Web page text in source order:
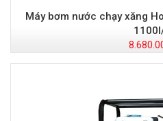
Máy bơm nước chạy xăng